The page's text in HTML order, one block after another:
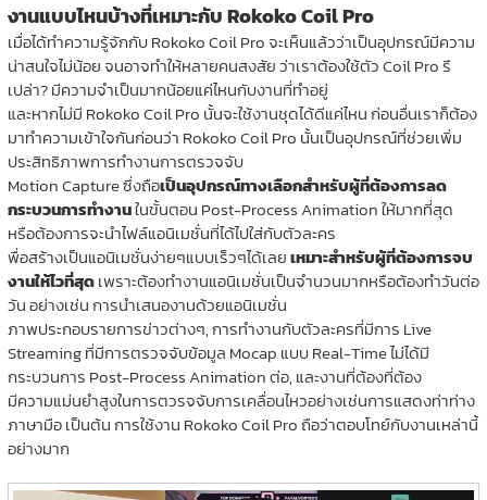
งานแบบไหนบ้างที่เหมาะกับ Rokoko Coil Pro
เมื่อได้ทำความรู้จักกับ Rokoko Coil Pro จะเห็นแล้วว่าเป็นอุปกรณ์มีความ
น่าสนใจไม่น้อย จนอาจทำให้หลายคนสงสัย ว่าเราต้องใช้ตัว Coil Pro รึ
เปล่า? มีความจำเป็นมากน้อยแค่ไหนกับงานที่ทำอยู่
และหากไม่มี Rokoko Coil Pro นั้นจะใช้งานชุดได้ดีแค่ไหน ก่อนอื่นเราก็ต้อง
มาทำความเข้าใจกันก่อนว่า Rokoko Coil Pro นั้นเป็นอุปกรณ์ที่ช่วยเพิ่ม
ประสิทธิภาพการทำงานการตรวจจับ
Motion Capture ซึ่งถือเป็นอุปกรณ์ทางเลือกสำหรับผู้ที่ต้องการลด
กระบวนการทำงานในขั้นตอน Post-Process Animation ให้มากที่สุด
หรือต้องการจะนำไฟล์แอนิเมชั่นที่ได้ไปใส่กับตัวละคร
พื่อสร้างเป็นแอนิเมชั่นง่ายๆแบบเร็วๆได้เลยเหมาะสำหรับผู้ที่ต้องการจบ
งานให้ไวที่สุดเพราะต้องทำงานแอนิเมชั่นเป็นจำนวนมากหรือต้องทำวันต่อ
วัน อย่างเช่น การนำเสนองานด้วยแอนิเมชั่น
ภาพประกอบรายการข่าวต่างๆ, การทำงานกับตัวละครที่มีการ Live
Streaming ที่มีการตรวจจับข้อมูล Mocap แบบ Real-Time ไม่ได้มี
กระบวนการ Post-Process Animation ต่อ, และงานที่ต้องที่ต้อง
มีความแม่นยำสูงในการตวรจจับการเคลื่อนไหวอย่างเช่นการแสดงท่าท่าง
ภาษามือ เป็นต้น การใช้งาน Rokoko Coil Pro ถือว่าตอบโทย์กับงานเหล่านี้
อย่างมาก